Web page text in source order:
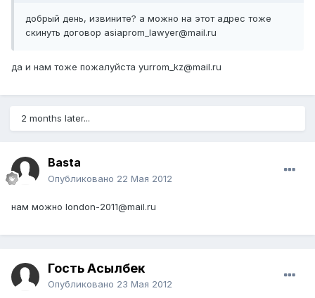
добрый день, извините? а можно на этот адрес тоже
скинуть договор asiaprom_lawyer@mail.ru
да и нам тоже пожалуйста yurrom_kz@mail.ru
2 months later...
Basta
Опубликовано 22 Мая 2012
нам можно london-2011@mail.ru
Гость Асылбек
Опубликовано 23 Мая 2012